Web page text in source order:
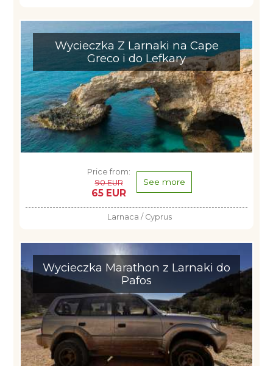
Wycieczka Z Larnaki na Cape
Greco i do Lefkary
Price from:
90 EUR
65 EUR
See more
Larnaca / Cyprus
Wycieczka Marathon z Larnaki do
Pafos